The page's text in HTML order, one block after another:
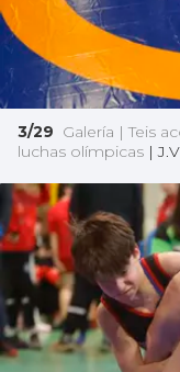
3/29 Galería | Teis
luchas olímpicas |